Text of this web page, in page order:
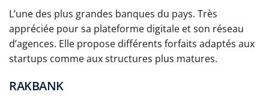
L’une des plus grandes banques du pays. Très
appréciée pour sa plateforme digitale et son réseau
d’agences. Elle propose différents forfaits adaptés aux
startups comme aux structures plus matures.
RAKBANK